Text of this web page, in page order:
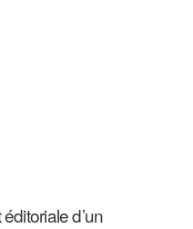
d’un